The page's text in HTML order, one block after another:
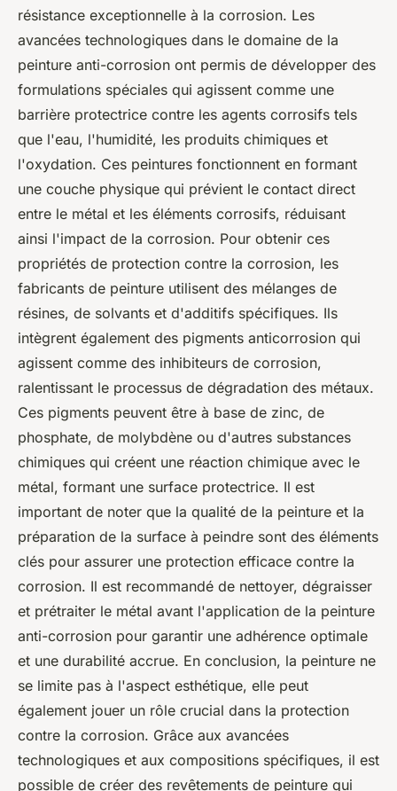
résistance exceptionnelle à la corrosion. Les
avancées technologiques dans le domaine de la
peinture anti-corrosion ont permis de développer des
formulations spéciales qui agissent comme une
barrière protectrice contre les agents corrosifs tels
que l'eau, l'humidité, les produits chimiques et
l'oxydation. Ces peintures fonctionnent en formant
une couche physique qui prévient le contact direct
entre le métal et les éléments corrosifs, réduisant
ainsi l'impact de la corrosion. Pour obtenir ces
propriétés de protection contre la corrosion, les
fabricants de peinture utilisent des mélanges de
résines, de solvants et d'additifs spécifiques. Ils
intègrent également des pigments anticorrosion qui
agissent comme des inhibiteurs de corrosion,
ralentissant le processus de dégradation des métaux.
Ces pigments peuvent être à base de zinc, de
phosphate, de molybdène ou d'autres substances
chimiques qui créent une réaction chimique avec le
métal, formant une surface protectrice. Il est
important de noter que la qualité de la peinture et la
préparation de la surface à peindre sont des éléments
clés pour assurer une protection efficace contre la
corrosion. Il est recommandé de nettoyer, dégraisser
et prétraiter le métal avant l'application de la peinture
anti-corrosion pour garantir une adhérence optimale
et une durabilité accrue. En conclusion, la peinture ne
se limite pas à l'aspect esthétique, elle peut
également jouer un rôle crucial dans la protection
contre la corrosion. Grâce aux avancées
technologiques et aux compositions spécifiques, il est
possible de créer des revêtements de peinture qui